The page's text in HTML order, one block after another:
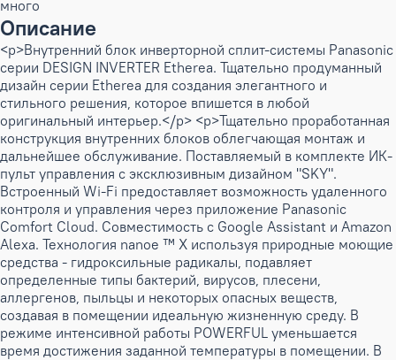
много
Описание
<p>Внутренний блок инверторной сплит-системы Panasonic
серии DESIGN INVERTER Etherea. Тщательно продуманный
дизайн серии Etherea для создания элегантного и
стильного решения, которое впишется в любой
оригинальный интерьер.</p> <p>Тщательно проработанная
конструкция внутренних блоков облегчающая монтаж и
дальнейшее обслуживание. Поставляемый в комплекте ИК-
пульт управления с эксклюзивным дизайном "SKY".
Встроенный Wi-Fi предоставляет возможность удаленного
контроля и управления через приложение Panasonic
Comfort Cloud. Совместимость с Google Assistant и Amazon
Alexa. Технология nanoe ™ X используя природные моющие
средства - гидроксильные радикалы, подавляет
определенные типы бактерий, вирусов, плесени,
аллергенов, пыльцы и некоторых опасных веществ,
создавая в помещении идеальную жизненную среду. В
режиме интенсивной работы POWERFUL уменьшается
время достижения заданной температуры в помещении. В